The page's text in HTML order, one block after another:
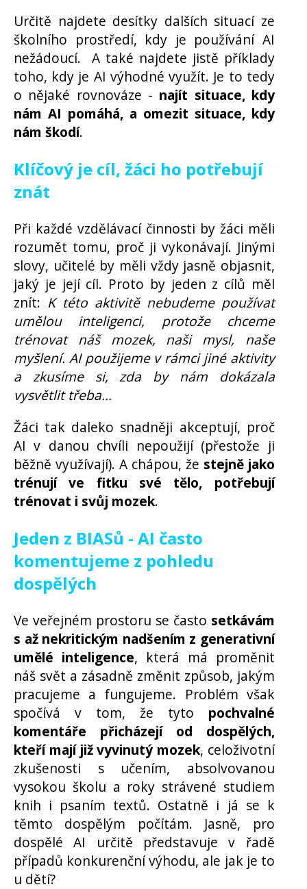
Určitě najdete desítky dalších situací ze
školního prostředí, kdy je používání AI
nežádoucí. A také najdete jistě příklady
toho, kdy je AI výhodné využít. Je to tedy
o nějaké rovnováze - najít situace, kdy
nám AI pomáhá, a omezit situace, kdy
nám škodí.
Klíčový je cíl, žáci ho potřebují
znát
Při každé vzdělávací činnosti by žáci měli
rozumět tomu, proč ji vykonávají. Jinými
slovy, učitelé by měli vždy jasně objasnit,
jaký je její cíl. Proto by jeden z cílů měl
znít: K této aktivitě nebudeme používat
umělou inteligenci, protože chceme
trénovat náš mozek, naši mysl, naše
myšlení. AI použijeme v rámci jiné aktivity
a zkusíme si, zda by nám dokázala
vysvětlit třeba…
Žáci tak daleko snadněji akceptují, proč
AI v danou chvíli nepoužijí (přestože ji
běžně využívají). A chápou, že stejně jako
trénují ve fitku své tělo, potřebují
trénovat i svůj mozek.
Jeden z BIASů - AI často
komentujeme z pohledu
dospělých
Ve veřejném prostoru se často setkávám
s až nekritickým nadšením z generativní
umělé inteligence, která má proměnit
náš svět a zásadně změnit způsob, jakým
pracujeme a fungujeme. Problém však
spočívá v tom, že tyto pochvalné
komentáře přicházejí od dospělých,
kteří mají již vyvinutý mozek, celoživotní
zkušenosti s učením, absolvovanou
vysokou školu a roky strávené studiem
knih i psaním textů. Ostatně i já se k
těmto dospělým počítám. Jasně, pro
dospělé AI určitě představuje v řadě
případů konkurenční výhodu, ale jak je to
u dětí?